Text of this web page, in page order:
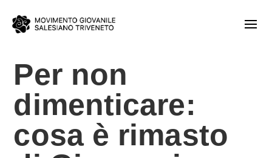
Per non
dimenticare:
cosa è rimasto